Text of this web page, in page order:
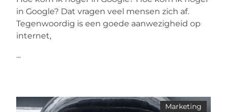
in Google? Dat vragen veel mensen zich af.
Tegenwoordig is een goede aanwezigheid op
internet,
...
Marketing